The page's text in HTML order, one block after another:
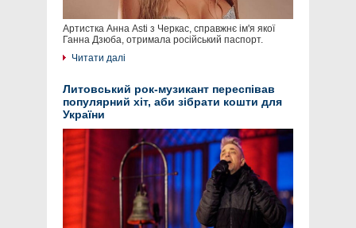
Артистка Анна Asti з Черкас, справжнє ім'я якої
Ганна Дзюба, отримала російський паспорт.
Читати далі
Литовський рок-музикант переспівав
популярний хіт, аби зібрати кошти для
України